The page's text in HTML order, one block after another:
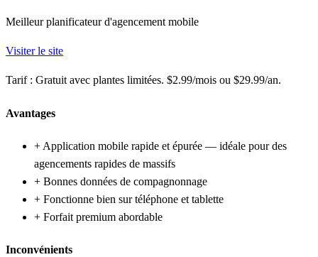
Meilleur planificateur d'agencement mobile
Visiter le site
Tarif : Gratuit avec plantes limitées. $2.99/mois ou $29.99/an.
Avantages
+ Application mobile rapide et épurée — idéale pour des
agencements rapides de massifs
+ Bonnes données de compagnonnage
+ Fonctionne bien sur téléphone et tablette
+ Forfait premium abordable
Inconvénients